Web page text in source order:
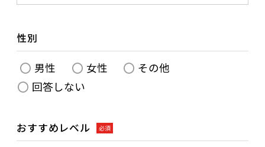
性別
男性 女性
その他
回答しない
おすすめレベル 必須